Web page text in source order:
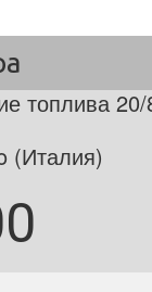
топлива 20/
(Италия)